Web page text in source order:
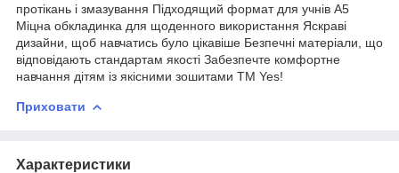
протікань і змазування Підходящий формат для учнів А5
Міцна обкладинка для щоденного використання Яскраві
дизайни, щоб навчатись було цікавіше Безпечні матеріали, що
відповідають стандартам якості Забезпечте комфортне
навчання дітям із якісними зошитами ТМ Yes!
Приховати
Характеристики